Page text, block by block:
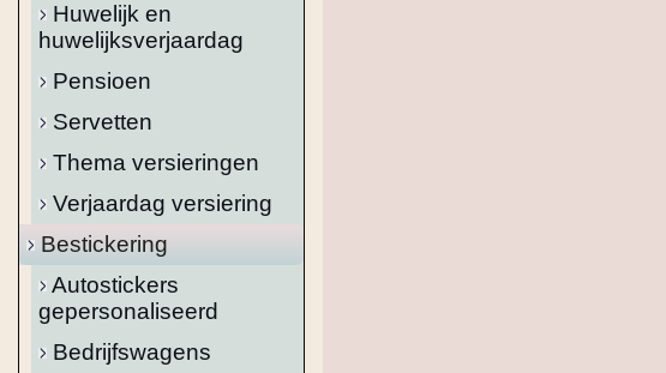
Huwelijk en
huwelijksverjaardag
Pensioen
Servetten
Thema versieringen
Verjaardag versiering
Bestickering
Autostickers
gepersonaliseerd
Bedrijfswagens